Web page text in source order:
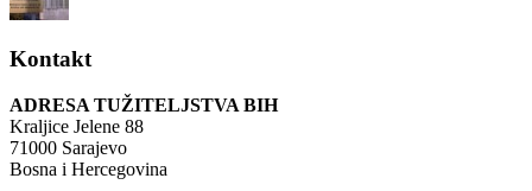
Kontakt
ADRESA TUŽITELJSTVA BIH
Kraljice Jelene 88
71000 Sarajevo
Bosna i Hercegovina